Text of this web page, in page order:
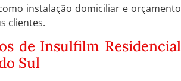
instalação domiciliar e orçamento
clientes.
de Insulfilm Residencial
Sul